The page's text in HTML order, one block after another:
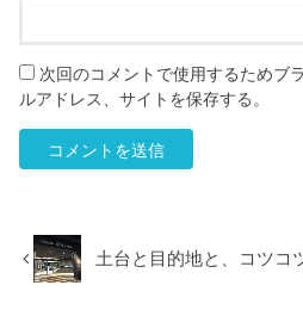
次回のコメントで使用するためブ
ルアドレス、サイトを保存する。
土台と目的地と、コツコ